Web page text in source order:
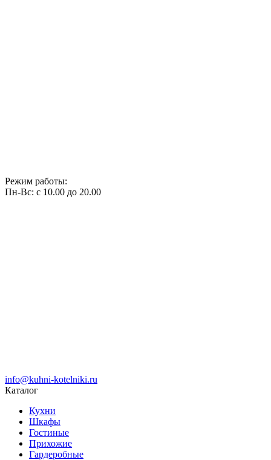
Режим работы:
Пн-Вс: с 10.00 до 20.00
info@kuhni-kotelniki.ru
Каталог
Кухни
Шкафы
Гостиные
Прихожие
Гардеробные